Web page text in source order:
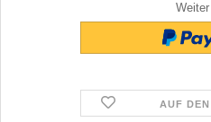
AUF